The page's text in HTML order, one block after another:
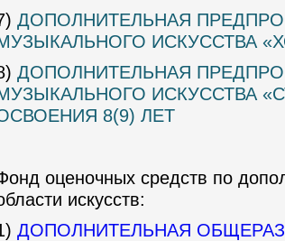
ДОПОЛНИТЕЛЬНАЯ
ИСКУССТВА
ДОПОЛНИТЕЛЬНАЯ
ИСКУССТВА
8(9) ЛЕТ
оценочных средств по
искусств:
ДОПОЛНИТЕЛЬНАЯ